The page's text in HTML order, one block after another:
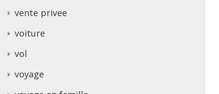
vente privee
voiture
vol
voyage